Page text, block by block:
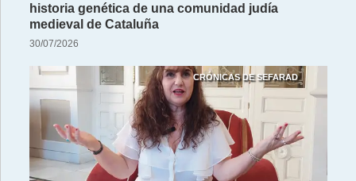
historia genética de una comunidad judía
medieval de Cataluña
30/07/2026
CRÓNICAS DE SEFARAD